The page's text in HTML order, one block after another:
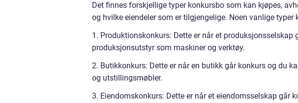
Det finnes forskjellige typer konkursbo som kan kjøpes,
og hvilke eiendeler som er tilgjengelige. Noen vanlige typer
1. Produktionskonkurs: Dette er når et produksjonsselskap
produksjonsutstyr som maskiner og verktøy.
2. Butikkonkurs: Dette er når en butikk går konkurs og du
og utstillingsmøbler.
3. Eiendomskonkurs: Dette er når et eiendomsselskap går